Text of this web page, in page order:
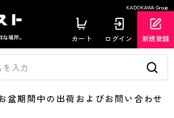
KADOKAWA Group
カート ログイン 新規登録
期間中の出荷およびお問い合わせ